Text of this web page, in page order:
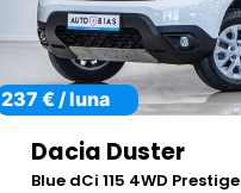
237 € / luna
Dacia Duster
Blue dCi 115 4WD Prestige